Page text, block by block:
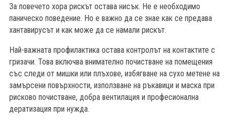
За повечето хора рискът остава нисък. Не е необходимо
паническо поведение. Но е важно да се знае как се предава
хантавирусът и как може да се намали рискът.
Най-важната профилактика остава контролът на контактите с
гризачи. Това включва внимателно почистване на помещения
със следи от мишки или плъхове, избягване на сухо метене на
замърсени повърхности, използване на ръкавици и маска при
рисково почистване, добра вентилация и професионална
дератизация при нужда.